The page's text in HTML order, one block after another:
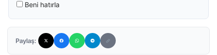
Beni hatırla
Paylaş: